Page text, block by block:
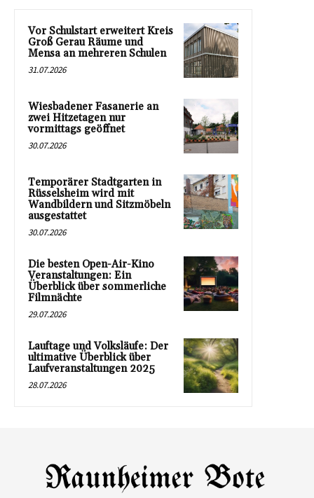
Vor Schulstart erweitert Kreis
Groß Gerau Räume und
Mensa an mehreren Schulen
31.07.2026
Wiesbadener Fasanerie an
zwei Hitzetagen nur
vormittags geöffnet
30.07.2026
Temporärer Stadtgarten in
Rüsselsheim wird mit
Wandbildern und Sitzmöbeln
ausgestattet
30.07.2026
Die besten Open-Air-Kino
Veranstaltungen: Ein
Überblick über sommerliche
Filmnächte
29.07.2026
Lauftage und Volksläufe: Der
ultimative Überblick über
Laufveranstaltungen 2025
28.07.2026